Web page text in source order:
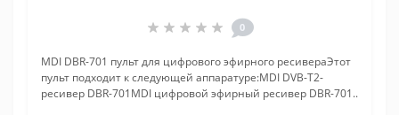
0
MDI DBR-701 пульт для цифрового эфирного ресивераЭтот
пульт подходит к следующей аппаратуре:MDI DVB-T2-
ресивер DBR-701MDI цифровой эфирный ресивер DBR-701..